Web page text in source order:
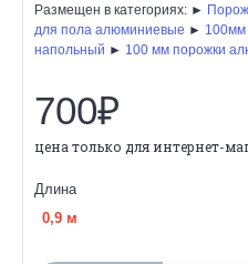
Размещен в категориях: ►
для пола алюминиевые ►
напольный ► 100 мм порожки
700₽
цена только для интернет-
Длина
0,9 м